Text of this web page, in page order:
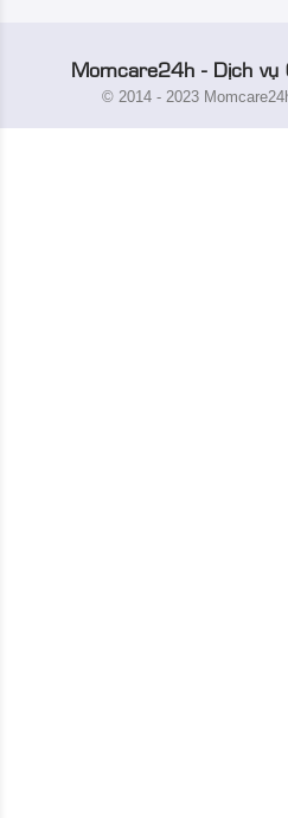
Momcare24h - Dịch vụ
© 2014 - 2023